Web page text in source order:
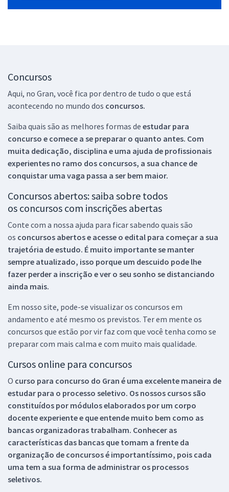
Concursos
Aqui, no Gran, você fica por dentro de tudo o que está
acontecendo no mundo dos concursos.
Saiba quais são as melhores formas de estudar para
concurso e comece a se preparar o quanto antes. Com
muita dedicação, disciplina e uma ajuda de profissionais
experientes no ramo dos concursos, a sua chance de
conquistar uma vaga passa a ser bem maior.
Concursos abertos: saiba sobre todos
os concursos com inscrições abertas
Conte com a nossa ajuda para ficar sabendo quais são
os concursos abertos e acesse o edital para começar a sua
trajetória de estudo. É muito importante se manter
sempre atualizado, isso porque um descuido pode lhe
fazer perder a inscrição e ver o seu sonho se distanciando
ainda mais.
Em nosso site, pode-se visualizar os concursos em
andamento e até mesmo os previstos. Ter em mente os
concursos que estão por vir faz com que você tenha como se
preparar com mais calma e com muito mais qualidade.
Cursos online para concursos
O curso para concurso do Gran é uma excelente maneira de
estudar para o processo seletivo. Os nossos cursos são
constituídos por módulos elaborados por um corpo
docente experiente e que entende muito bem como as
bancas organizadoras trabalham. Conhecer as
características das bancas que tomam a frente da
organização de concursos é importantíssimo, pois cada
uma tem a sua forma de administrar os processos
seletivos.